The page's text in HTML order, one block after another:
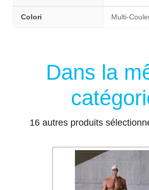
Colori Multi-
Dans la
16 autres produits